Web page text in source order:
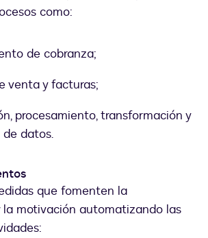
como:
de cobranza;
venta y facturas;
procesamiento, transformación y
datos.
que fomenten la
la motivación automatizando las